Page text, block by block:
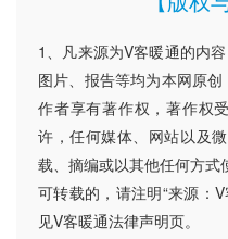
1、凡来源为V客暖通的内
图片、报告等均为本网原
作者享有著作权，著作权
许，任何媒体、网站以及
载、摘编或以其他任何方
可转载的，请注明“来源：
见V客暖通法律声明页。